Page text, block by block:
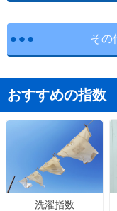
その
おすすめの指数
洗濯指数